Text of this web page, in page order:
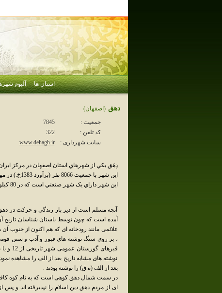
استان ها آلبوم
دهق (اصفهان)
جمعیت :
7845
کد تلفن :
322
سایت شهرداری :
www.dehagh.ir
دِهَق يکي از شهرهاي استان اصفهان در مرکز
اين شهر با جمعيت 8066 نفر (برآورد 1383خ.) در مهردشت شهرستان نجف‌آباد قرار دارد.
اين شهر داراي يک شهر صنعتي است که در 80 کيلومتري شهر اصفهان واقع شده‌است.
آنچه مسلم است از دير باز زندگی و حرکت در
آمده است که چون توسط باستان شناسان تاريخ آن
علائمی مانند رودخانه ای که هم اکنون از جنوب
، بر روی سنگ نوشته های قبور و آدب و سنن
بعد از الف (ه.ق) را نوشته بودند .
در سمت شمال دهق کوهی است که به نام کوه
ای از مردم دهق دين اسلام را نپذيرفته اند و پس